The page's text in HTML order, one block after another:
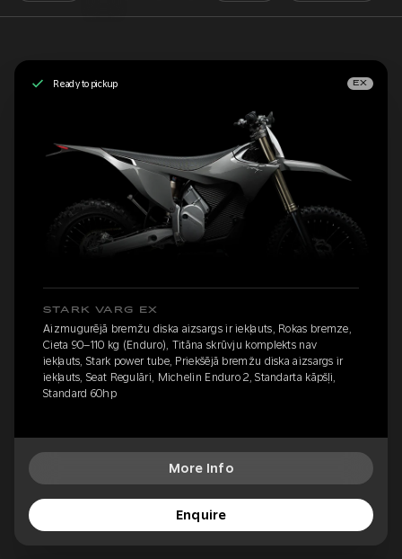
Ready to pickup EX
STARK VARG EX
Aizmugurējā bremžu diska aizsargs ir iekļauts, Rokas bremze,
Cieta 90–110 kg (Enduro), Titāna skrūvju komplekts nav
iekļauts, Stark power tube, Priekšējā bremžu diska aizsargs ir
iekļauts, Seat Regulāri, Michelin Enduro 2, Standarta kāpšļi,
Standard 60hp
More Info
Enquire